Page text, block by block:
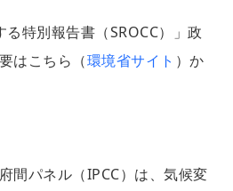
特別報告書（SROCC）」政
はこちら（環境省サイト ）か
間パネル（IPCC）は、気候変